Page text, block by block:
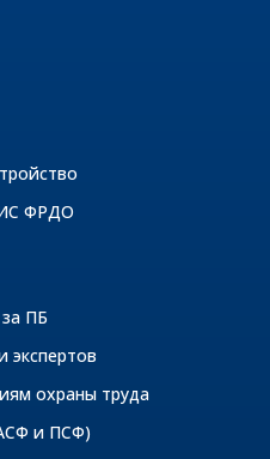
ПБ
и ПСФ)
охраны труда
ФРДО